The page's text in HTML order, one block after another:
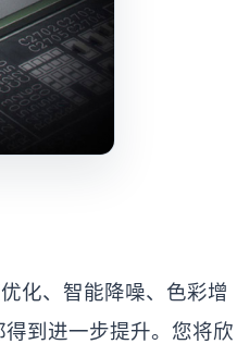
化、智能降噪、色彩增
到进一步提升。您将欣